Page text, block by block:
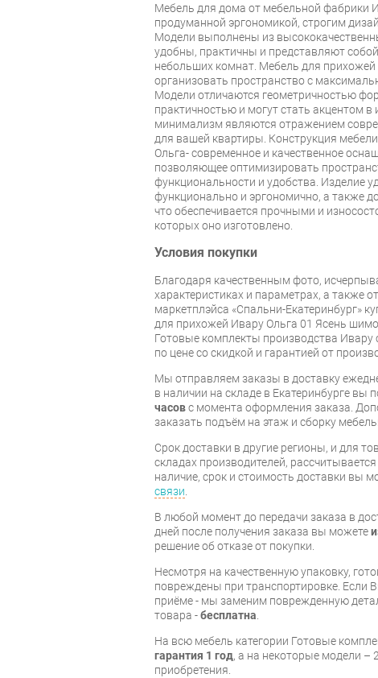
Мебель для дома от мебельной фабрики
продуманной эргономикой, строгим
Модели выполнены из
удобны, практичны и представляют
небольших комнат. Мебель для прихожей
организовать пространство с
Модели отличаются геометричностью
практичностью и могут стать акцентом в
минимализм являются отражением
для вашей квартиры. Конструкция
Ольга- современное и качественное
позволяющее оптимизировать
функциональности и удобства. Изделие
функционально и эргономично, а также
что обеспечивается прочными и
которых оно изготовлено.
Условия покупки
Благодаря качественным фото,
характеристиках и параметрах, а также
маркетплэйса «Спальни-Екатеринбург»
для прихожей Ивару Ольга 01 Ясень шимо
Готовые комплекты производства Ивару
по цене со скидкой и гарантией от
Мы отправляем заказы в доставку
в наличии на складе в Екатеринбурге вы
часовс момента оформления заказа.
заказать подъём на этаж и сборку
Срок доставки в другие регионы, и для
складах производителей,
наличие, срок и стоимость доставки вы
связи.
В любой момент до передачи заказа в
дней после получения заказа вы можете
решение об отказе от покупки.
Несмотря на качественную упаковку,
повреждены при транспортировке. Если
приёме - мы заменим поврежденную
товара -бесплатна.
На всю мебель категории Готовые
гарантия 1 год, а на некоторые модели –
приобретения.